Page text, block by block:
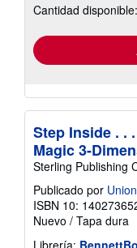
Cantidad
Step Inside . .
Magic 3-
Sterling Publishing
Publicado por
ISBN 10:
Nuevo / Tapa dura
Librería: